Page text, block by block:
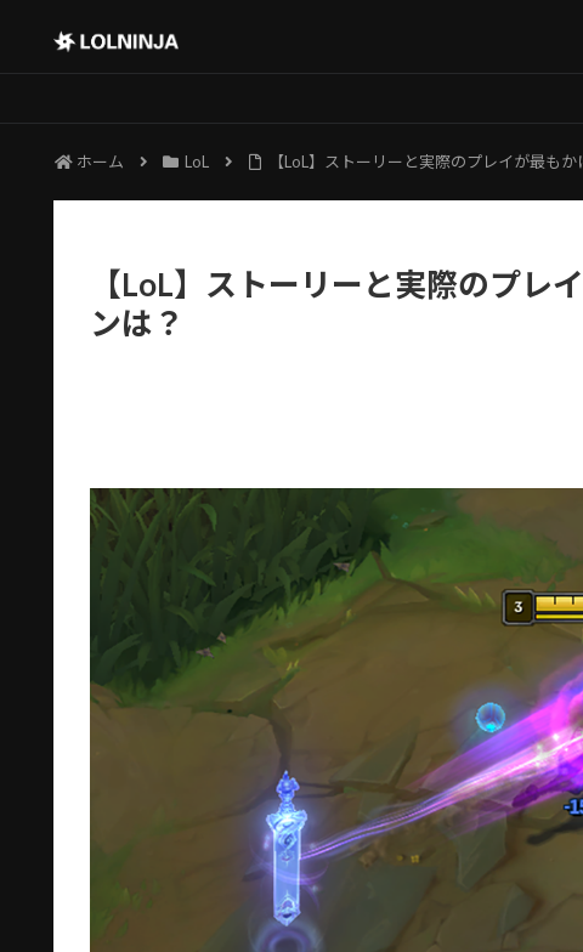
ホーム LoL 【LoL】ストーリーと実際のプレイが最も
【LoL】ストーリーと実際のプレ
ンは？